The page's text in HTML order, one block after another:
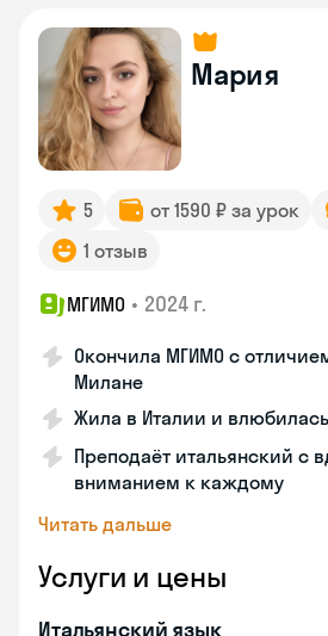
Мария
5 от 1590 ₽ за урок
1 отзыв
МГИМО • 2024 г.
Окончила МГИМО с
Милане
Жила в Италии и влюбилась
Преподаёт итальянский с
вниманием к каждому
Читать дальше
Услуги и цены
Итальянский язык